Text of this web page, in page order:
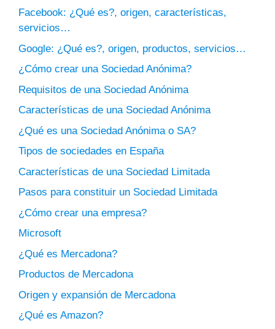
Facebook: ¿Qué es?, origen, características,
servicios…
Google: ¿Qué es?, origen, productos, servicios…
¿Cómo crear una Sociedad Anónima?
Requisitos de una Sociedad Anónima
Características de una Sociedad Anónima
¿Qué es una Sociedad Anónima o SA?
Tipos de sociedades en España
Características de una Sociedad Limitada
Pasos para constituir un Sociedad Limitada
¿Cómo crear una empresa?
Microsoft
¿Qué es Mercadona?
Productos de Mercadona
Origen y expansión de Mercadona
¿Qué es Amazon?